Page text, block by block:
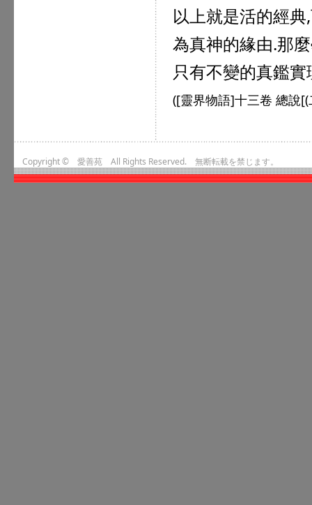
以上就是活的經
為真神的緣由.那
只有不變的真鑑
([靈界物語]十三卷 總說
Copyright © 愛善苑 All Rights Reserved. 無断転載を禁じます。